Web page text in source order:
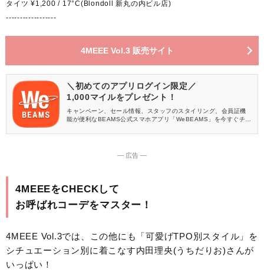
タイツ ¥1,200 / 17°C(Blondoll 新丸の内ビル店)
------------------
4MEEE Vol.3 販売サイト
＼初めてのアプリログイン限定／
1,000マイルをプレゼント！
キャンペーン、セール情報、スタッフのスタイリング、会員証機
能が便利なBEAMS公式スマホアプリ「WeBEAMS」を今すぐチェ
― 広告 ―
4MEEEをCHECKして
お呼ばれコーデをマスター！
4MEEE Vol.3では、この他にも「可愛げTPO別スタイル」を
シチュエーション別に着こなす内田理央(うちだりお)さんが
いっぱい！